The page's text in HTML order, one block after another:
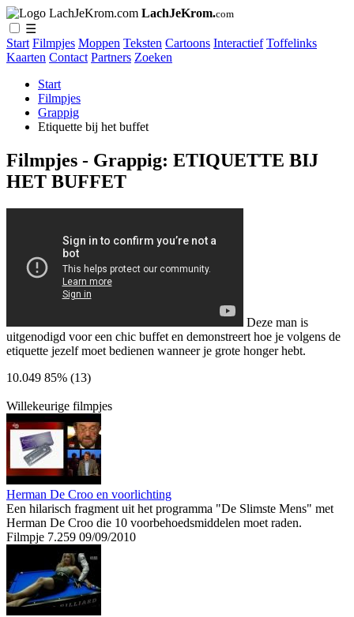
LachJeKrom.com
☰
Start Filmpjes Moppen Teksten Cartoons Interactief Toffelinks
Kaarten Contact Partners Zoeken
Start
Filmpjes
Grappig
Etiquette bij het buffet
Filmpjes - Grappig: ETIQUETTE BIJ
HET BUFFET
Deze man is
uitgenodigd voor een chic buffet en demonstreert hoe je volgens de
etiquette jezelf moet bedienen wanneer je grote honger hebt.
10.049 85% (13)
Willekeurige filmpjes
Herman De Croo en voorlichting
Een hilarisch fragment uit het programma "De Slimste Mens" met
Herman De Croo die 10 voorbehoedsmiddelen moet raden.
Filmpje 7.259 09/09/2010